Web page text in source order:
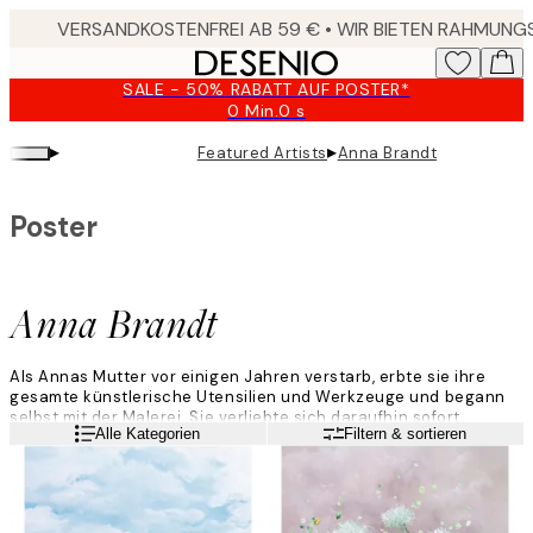
SALE - 50% RABATT AUF POSTER*
0 Min.0 s
Gültig
bis:
2026-
▸ Featured Artists▸Anna Brandt
Anna Brandt
Poster
Als Annas Mutter vor einigen Jahren verstarb, erbte sie ihre
gesamte künstlerische Utensilien und Werkzeuge und begann
selbst mit der Malerei. Sie verliebte sich daraufhin sofort.
„Malen ist wie Meditieren. Ich schalte einfach ab und lasse
meinen Alltagsstress verschwinden. Meine größte Inspiration ist
meine Mutter Siv Brandt, die als Künstlerin tätig war. Ich wuchs
damit auf, ihr beim Malen zuzusehen. Ihre Arbeit ist sehr
WeiterlesenAlle Kategorien Filtern & sortieren